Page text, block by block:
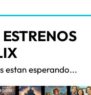
estan esperando...